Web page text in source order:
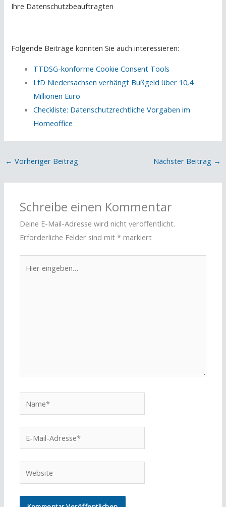
Ihre Datenschutzbeauftragten
Folgende Beiträge könnten Sie auch interessieren:
TTDSG-konforme Cookie Consent Tools
LfD Niedersachsen verhängt Bußgeld über 10,4
Millionen Euro
Checkliste: Datenschutzrechtliche Vorgaben im
Homeoffice
← Vorheriger Beitrag Nächster Beitrag →
Schreibe einen Kommentar
Deine E-Mail-Adresse wird nicht veröffentlicht.
Erforderliche Felder sind mit* markiert
eingeben…
Mail-
Adresse*